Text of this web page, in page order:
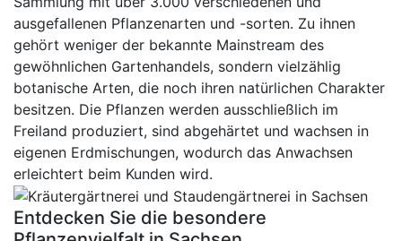
ausgefallenen Pflanzenarten und -sorten. Zu ihnen
gehört weniger der bekannte Mainstream des
gewöhnlichen Gartenhandels, sondern vielzählig
botanische Arten, die noch ihren natürlichen Charakter
besitzen. Die Pflanzen werden ausschließlich im
Freiland produziert, sind abgehärtet und wachsen in
eigenen Erdmischungen, wodurch das Anwachsen
erleichtert beim Kunden wird.
Entdecken Sie die besondere